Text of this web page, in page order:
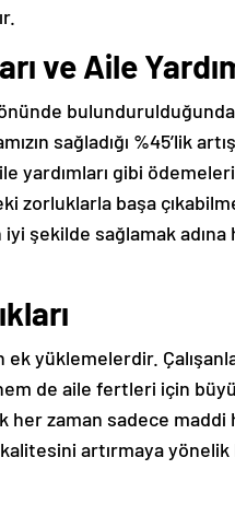
ve Aile
sağladığı %45’lik
yardımları gibi
zorluklarla başa
şekilde sağlamak adına
yüklemelerdir.
de aile fertleri için
zaman sadece maddi
artırmaya yönelik